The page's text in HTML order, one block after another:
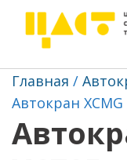
Главная
Автокран XCMG